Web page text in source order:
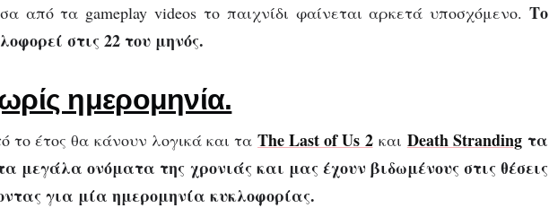
από τα gameplay videos το παιχνίδι φαίνεται αρκετά υποσχόμενο. Το
στις 22 του μηνός.
ημερομηνία.
το έτος θα κάνουν λογικά και ταThe Last of Us 2 και Death Strandingτα
μεγάλα ονόματα της χρονιάς και μας έχουν βιδωμένους στις θέσεις
για μία ημερομηνία κυκλοφορίας.